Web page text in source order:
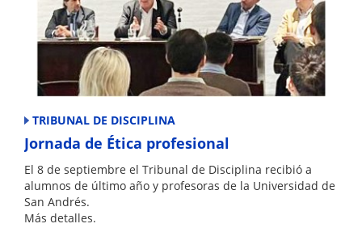
TRIBUNAL DE DISCIPLINA
Jornada de Ética profesional
El 8 de septiembre el Tribunal de Disciplina recibió a
alumnos de último año y profesoras de la Universidad de
San Andrés.
Más detalles.